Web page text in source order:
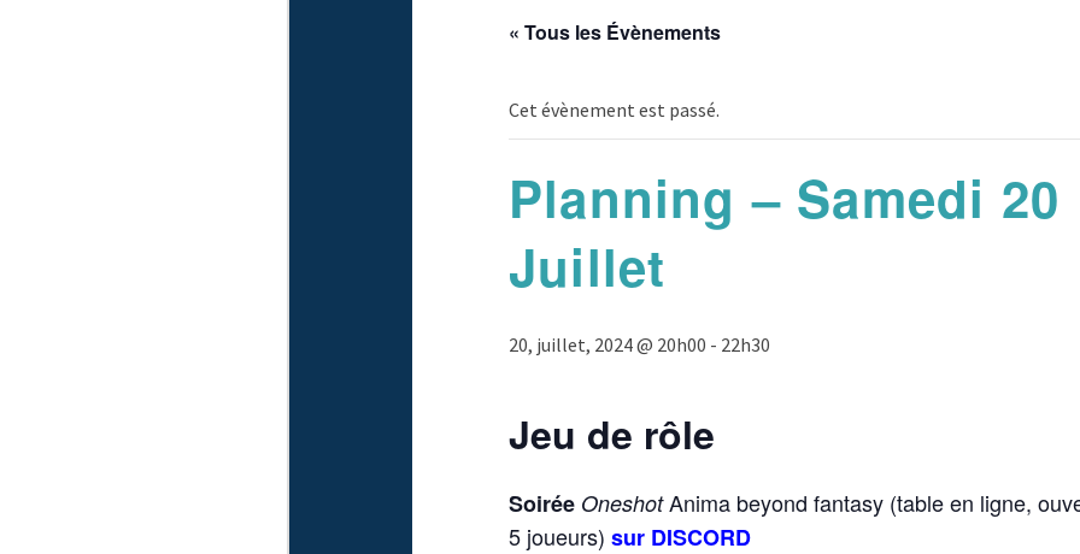
« Tous les Évènements
Cet évènement est passé.
Planning – Samedi 20
Juillet
20, juillet, 2024 @ 20h00 - 22h30
Jeu de rôle
Soirée OneshotAnima beyond fantasy (table en ligne,
5 joueurs) sur DISCORD